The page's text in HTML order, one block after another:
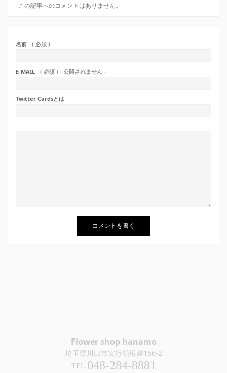
この記事へのコメントはありません。
名前 ( 必須 )
E-MAIL ( 必須 ) - 公開されません -
Twitter Cardsとは
Flower shop hanamo
埼玉県川口市安行領根岸156-2
TEL. 048-284-8881